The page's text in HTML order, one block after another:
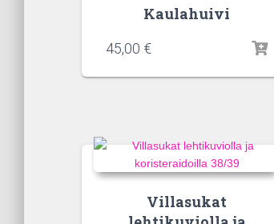
Kaulahuivi
45,00 €
Villasukat